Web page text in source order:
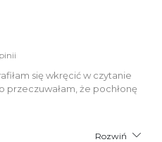
się wkręcić w czytanie
że pochłonę
Rozwiń